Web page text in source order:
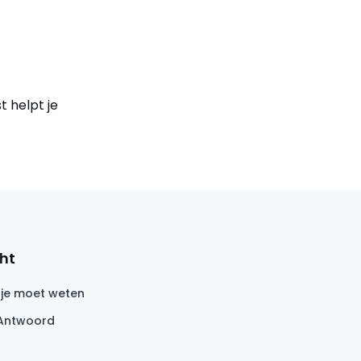
helpt je
moet weten